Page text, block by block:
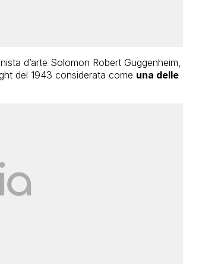
d’arte Solomon Robert Guggenheim,
del 1943 considerata come una delle